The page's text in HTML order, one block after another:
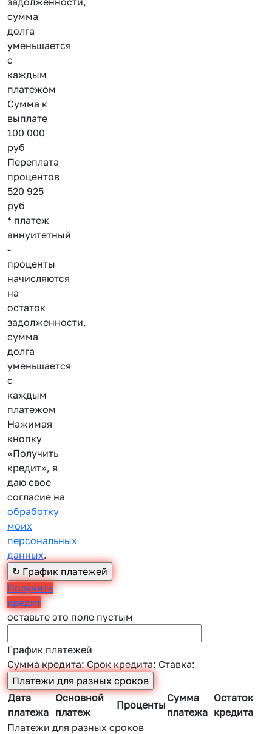
сумма
долга
уменьшается
с
каждым
платежом
Сумма к
выплате
100 000
руб
Переплата
процентов
520 925
руб
* платеж
аннуитетный
-
проценты
начисляются
на
остаток
задолженности,
сумма
долга
уменьшается
с
каждым
платежом
Нажимая
кнопку
«Получить
кредит», я
даю свое
согласие на
обработку
моих
персональных
данных.
Получить
кредит
оставьте это поле пустым
График платежей
Сумма кредита:Срок кредита: Ставка:
Дата
платежа
Основной
платеж
Проценты
Сумма
платежа
Остаток
кредита
Платежи для разных сроков